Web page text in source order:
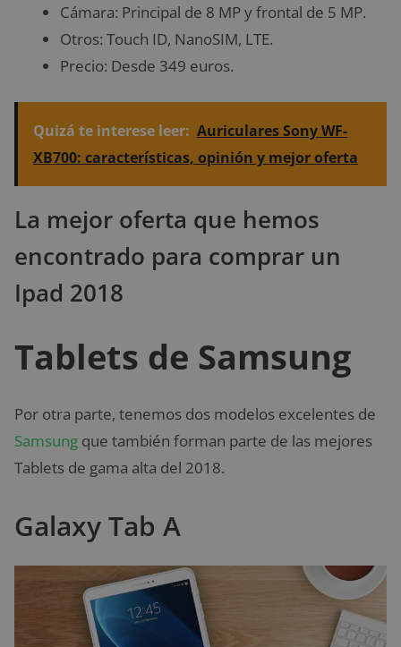
Cámara: Principal de 8 MP y frontal de 5 MP.
Otros: Touch ID, NanoSIM, LTE.
Precio: Desde 349 euros.
Quizá te interese leer: Auriculares Sony WF-
XB700: características, opinión y mejor oferta
La mejor oferta que hemos
encontrado para comprar un
Ipad 2018
Tablets de Samsung
Por otra parte, tenemos dos modelos excelentes de
Samsung que también forman parte de las mejores
Tablets de gama alta del 2018.
Galaxy Tab A